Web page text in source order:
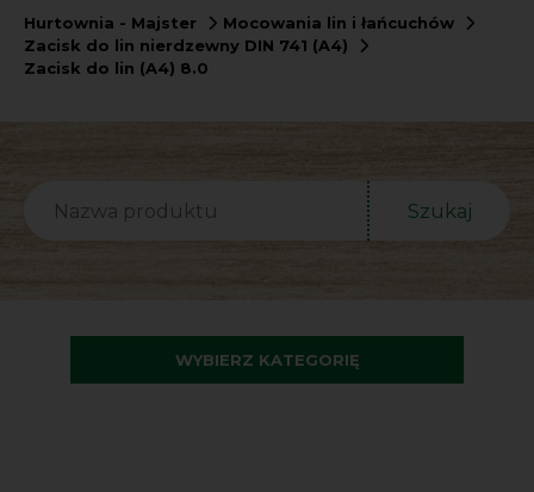
Hurtownia - Majster
Mocowania lin i łańcuchów
Zacisk do lin nierdzewny DIN 741 (A4)
Zacisk do lin (A4) 8.0
WYBIERZ KATEGORIĘ
Szukaj